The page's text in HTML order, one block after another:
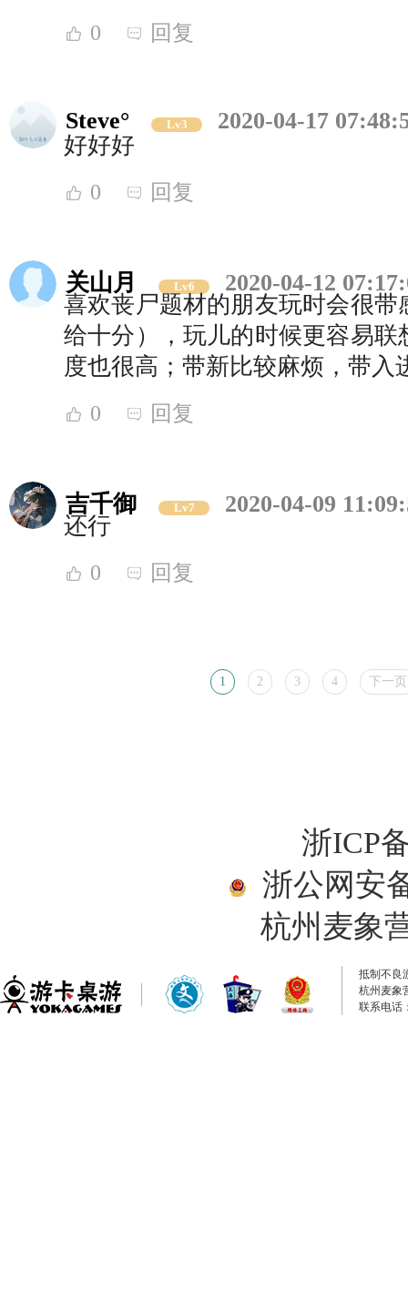
0 回复
Steve° Lv3
2020-04-17
好好好
0 回复
关山月 Lv6
2020-04-12
喜欢丧尸题材的朋友玩时会很
给十分），玩儿的时候更容易
度也很高；带新比较麻烦，带入
0 回复
吉千御 Lv7
2020-04-09
还行
0 回复
1 2 3 4 下一页
浙ICP
浙公网安
杭州麦象
抵制不良
杭州麦象
联系电话